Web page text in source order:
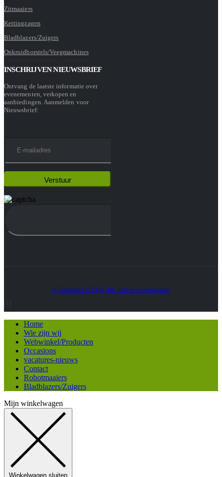
Zitmaaiers
Kettingzagen
Bladblazers/Zuigers
Onkruidborstels/Veegmachines
INSCHRIJVEN NIEUWSBRIEF
Ontvang de laatste informatie over
evenementen, verkopen en
aanbiedingen. Aanmelden voor
Nieuwsbrief:
© Heatmedia.nl 2024. Alle rechten voorbehouden
Home
Wie zijn wij
Webwinkel/Producten
Occasions
vacatures-nieuws
Contact
Robotmaaiers
Bladblazers/Zuigers
Mijn winkelwagen
Winkelwagen sluiten